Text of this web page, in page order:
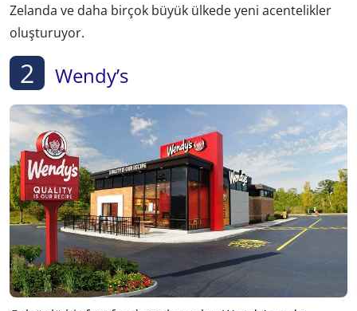
Zelanda ve daha birçok büyük ülkede yeni acentelikler
oluşturuyor.
2 Wendy’s